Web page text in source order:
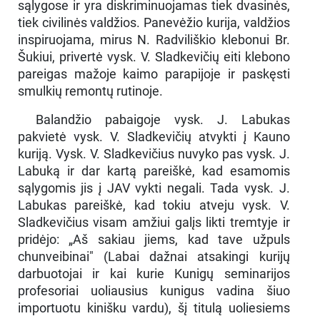
sąlygose ir yra diskriminuojamas tiek dvasinės,
tiek civilinės valdžios. Panevėžio kurija, valdžios
inspiruojama, mirus N. Radviliškio klebonui Br.
Šukiui, privertė vysk. V. Sladkevičių eiti klebono
pareigas mažoje kaimo parapijoje ir paskęsti
smulkių remontų rutinoje.
Balandžio pabaigoje vysk. J. Labukas
pakvietė vysk. V. Sladkevičių atvykti į Kauno
kuriją. Vysk. V. Sladkevičius nuvyko pas vysk. J.
Labuką ir dar kartą pareiškė, kad esamomis
sąlygomis jis į JAV vykti negali. Tada vysk. J.
Labukas pareiškė, kad tokiu atveju vysk. V.
Sladkevičius visam amžiui galįs likti tremtyje ir
pridėjo: „Aš sakiau jiems, kad tave užpuls
chunveibinai" (Labai dažnai atsakingi kurijų
darbuotojai ir kai kurie Kunigų seminarijos
profesoriai uoliausius kunigus vadina šiuo
importuotu kinišku vardu), šį titulą uoliesiems